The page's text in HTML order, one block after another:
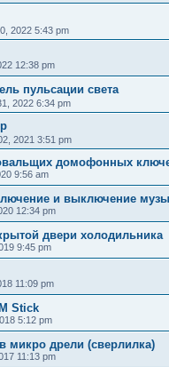
2022 5:43 pm
12:38 pm
пульсации света
2022 6:34 pm
2021 3:51 pm
домофонных
9:56 am
и выключение
12:34 pm
двери холодильника
9:45 pm
11:09 pm
Stick
5:12 pm
микро дрели (сверлилка)
11:13 pm